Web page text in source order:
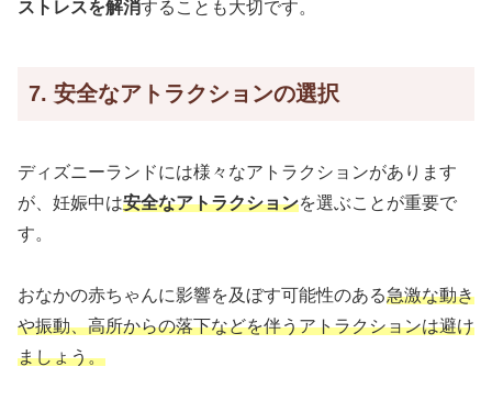
ストレスを解消することも大切です。
7. 安全なアトラクションの選択
ディズニーランドには様々なアトラクションがあります
が、妊娠中は安全なアトラクションを選ぶことが重要で
す。
おなかの赤ちゃんに影響を及ぼす可能性のある急激な動き
や振動、高所からの落下などを伴うアトラクションは避け
ましょう。